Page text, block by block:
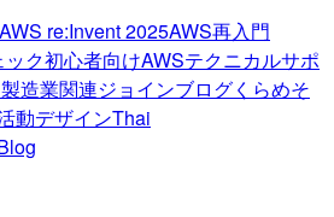
AWS re:Invent 2025AWS再入門
ク初心者向けAWSテクニカルサポ
製造業関連ジョインブログくらめそ
動デザインThai